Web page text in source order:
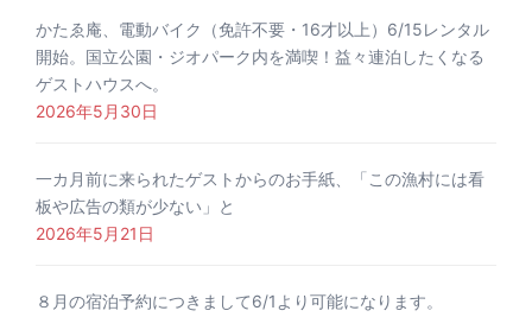
かたゑ庵、電動バイク（免許不要・16才以上）6/15レンタル
開始。国立公園・ジオパーク内を満喫！益々連泊したくなる
ゲストハウスへ。
2026年5月30日
一カ月前に来られたゲストからのお手紙、「この漁村には看
板や広告の類が少ない」と
2026年5月21日
８月の宿泊予約につきまして6/1より可能になります。